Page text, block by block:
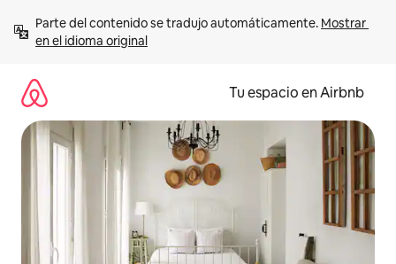
contenido
Parte del contenido se tradujo automáticamente. Mostrar
en el idioma original
Tu espacio en Airbnb